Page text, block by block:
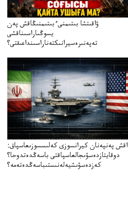
ۋاقىتشا بىتىمنىءبىتىمنىڭاقش پەن
يسوڭىاراسىناقشى
تەپەنىرەسيرانىكتەناراسىنداعىقتى؟
اقش پەنپەنان كيرانسوزى كەلىسسوزىعاسپاق:
دوقايتازدەسۋىجالعاسپاقتى باسەڭدەتدوحا؟
كەزدەسۋىشيەلەنىستىباسەڭدەتەمە؟